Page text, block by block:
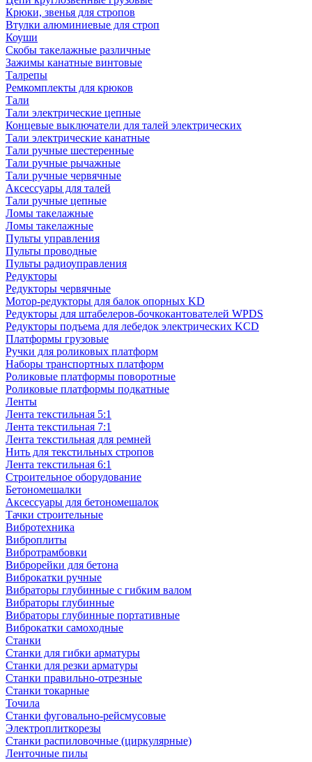
Крюки, звенья для стропов
Втулки алюминиевые для строп
Коуши
Скобы такелажные различные
Зажимы канатные винтовые
Талрепы
Ремкомплекты для крюков
Тали
Тали электрические цепные
Концевые выключатели для талей электрических
Тали электрические канатные
Тали ручные шестеренные
Тали ручные рычажные
Тали ручные червячные
Аксессуары для талей
Тали ручные цепные
Ломы такелажные
Ломы такелажные
Пульты управления
Пульты проводные
Пульты радиоуправления
Редукторы
Редукторы червячные
Мотор-редукторы для балок опорных KD
Редукторы для штабелеров-бочкокантователей WPDS
Редукторы подъема для лебедок электрических KCD
Платформы грузовые
Ручки для роликовых платформ
Наборы транспортных платформ
Роликовые платформы поворотные
Роликовые платформы подкатные
Ленты
Лента текстильная 5:1
Лента текстильная 7:1
Лента текстильная для ремней
Нить для текстильных стропов
Лента текстильная 6:1
Строительное оборудование
Бетономешалки
Аксессуары для бетономешалок
Тачки строительные
Вибротехника
Виброплиты
Вибротрамбовки
Виброрейки для бетона
Виброкатки ручные
Вибраторы глубинные с гибким валом
Вибраторы глубинные
Вибраторы глубинные портативные
Виброкатки самоходные
Станки
Станки для гибки арматуры
Станки для резки арматуры
Станки правильно-отрезные
Станки токарные
Точила
Станки фуговально-рейсмусовые
Электроплиткорезы
Станки распиловочные (циркулярные)
Ленточные пилы